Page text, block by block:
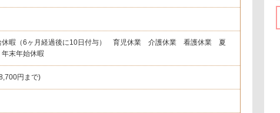
休暇（6ヶ月経過後に10日付与） 育児休業 介護休業 看護休業 夏
末年始休暇
円まで)